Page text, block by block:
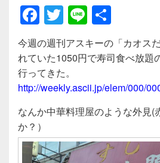
F
a
c
e
b
o
o
k
T
wi
tt
er
Li
n
e
有
今週の週刊アスキーの「カオス
れていた1050円で寿司食べ放題
行ってきた。
http://weekly.ascii.jp/elem/000/
なんか中華料理屋のような外見(
か？）